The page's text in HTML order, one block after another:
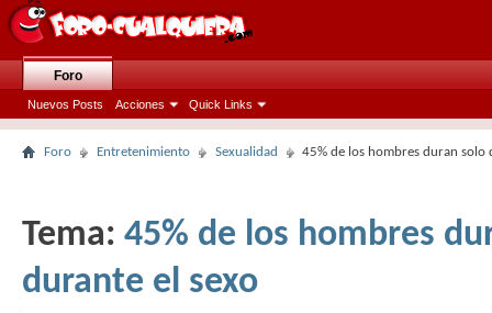
Foro
Nuevos Posts Acciones Quick Links
Foro Entretenimiento Sexualidad 45% de los hombres duran solo
Tema: 45% de los hombres
durante el sexo